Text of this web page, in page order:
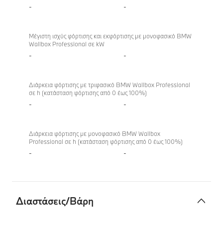
- -
Μέγιστη ισχύς φόρτισης και εκφόρτισης με μονοφασικό BMW
Wallbox Professional σε kW
- -
Διάρκεια φόρτισης με τριφασικό BMW Wallbox Professional
σε h (κατάσταση φόρτισης από 0 έως 100%)
- -
Διάρκεια φόρτισης με μονοφασικό BMW Wallbox
Professional σε h (κατάσταση φόρτισης από 0 έως 100%)
- -
Διαστάσεις/Βάρη